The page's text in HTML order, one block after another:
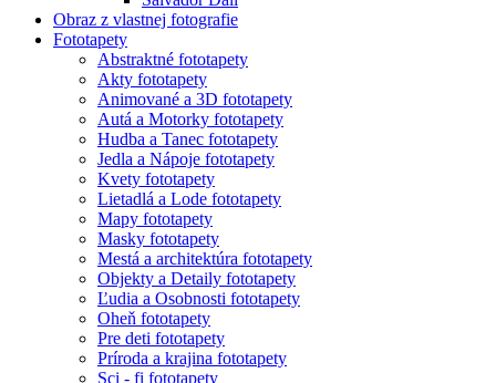
Obraz z vlastnej fotografie
Fototapety
Abstraktné fototapety
Akty fototapety
Animované a 3D fototapety
Autá a Motorky fototapety
Hudba a Tanec fototapety
Jedla a Nápoje fototapety
Kvety fototapety
Lietadlá a Lode fototapety
Mapy fototapety
Masky fototapety
Mestá a architektúra fototapety
Objekty a Detaily fototapety
Ľudia a Osobnosti fototapety
Oheň fototapety
Pre deti fototapety
Príroda a krajina fototapety
Sci - fi fototapety